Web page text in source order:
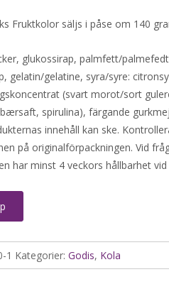
Fruktkolor säljs i påse om 140
glukossirap, palmfett/
gelatin/gelatine, syra/syre:
(svart morot/sort
spirulina), färgande
innehåll kan ske.
på originalförpackningen. Vid
har minst 4 veckors hållbarhet
1 Kategorier: Godis, Kola